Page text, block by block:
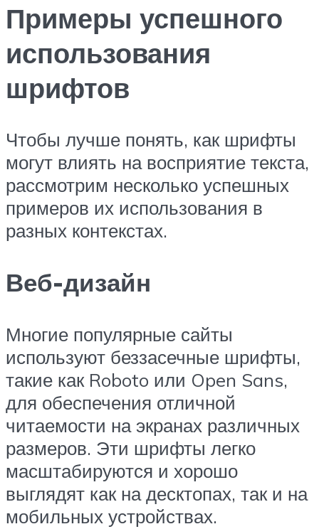
Примеры успешного
использования
шрифтов
Чтобы лучше понять, как шрифты
могут влиять на восприятие текста,
рассмотрим несколько успешных
примеров их использования в
разных контекстах.
Веб-дизайн
Многие популярные сайты
используют беззасечные шрифты,
такие как Roboto или Open Sans,
для обеспечения отличной
читаемости на экранах различных
размеров. Эти шрифты легко
масштабируются и хорошо
выглядят как на десктопах, так и на
мобильных устройствах.